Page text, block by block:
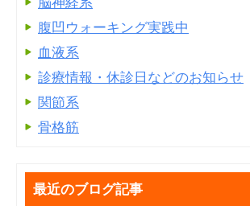
腹凹ウォーキング実践中
血液系
診療情報・休診日などのお知らせ
関節系
骨格筋
最近のブログ記事